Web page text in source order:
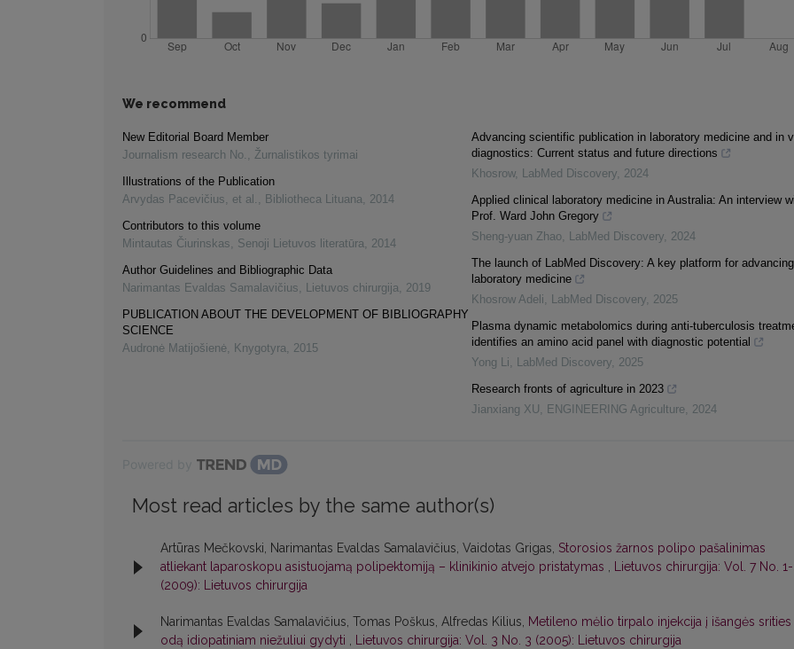
We recommend
New Editorial Board Member
Journalism research No. , Žurnalistikos tyrimai
Illustrations of the Publication
Arvydas Pacevičius, et al. , Bibliotheca Lituana, 2014
Contributors to this volume
Mintautas Čiurinskas, Senoji Lietuvos literatūra, 2014
Author Guidelines and Bibliographic Data
Narimantas Evaldas Samalavičius, Lietuvos chirurgija, 2019
PUBLICATION ABOUT THE DEVELOPMENT OF BIBLIOGRAPHY
SCIENCE
Audronė Matijošienė, Knygotyra, 2015
Advancing scientific publication in laboratory medicine and in
diagnostics: Current status and future directions
Khosrow, LabMed Discovery, 2024
Applied clinical laboratory medicine in Australia: An interview
Prof. Ward John Gregory
Sheng-yuan Zhao, LabMed Discovery, 2024
The launch of LabMed Discovery: A key platform for advancing
laboratory medicine
Khosrow Adeli, LabMed Discovery, 2025
Plasma dynamic metabolomics during anti-tuberculosis
identifies an amino acid panel with diagnostic potential
Yong Li, LabMed Discovery, 2025
Research fronts of agriculture in 2023
Jianxiang XU, ENGINEERING Agriculture, 2024
Most read articles by the same author(s)
Artūras Mečkovski, Narimantas Evaldas Samalavičius, Vaidotas Grigas, Storosios žarnos polipo pašalinimas
atliekant laparoskopu asistuojamą polipektomiją – klinikinio atvejo pristatymas , Lietuvos chirurgija: Vol. 7 No.
(2009): Lietuvos chirurgija
Narimantas Evaldas Samalavičius, Tomas Poškus, Alfredas Kilius, Metileno mėlio tirpalo injekcija į išangės srities
odą idiopatiniam niežuliui gydyti , Lietuvos chirurgija: Vol. 3 No. 3 (2005): Lietuvos chirurgija